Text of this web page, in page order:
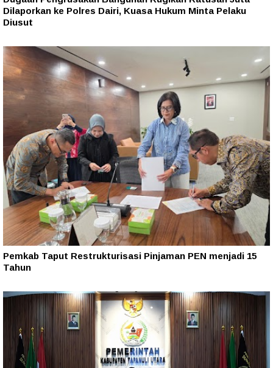
Dilaporkan ke Polres Dairi, Kuasa Hukum Minta Pelaku
Diusut
Pemkab Taput Restrukturisasi Pinjaman PEN menjadi 15
Tahun‎